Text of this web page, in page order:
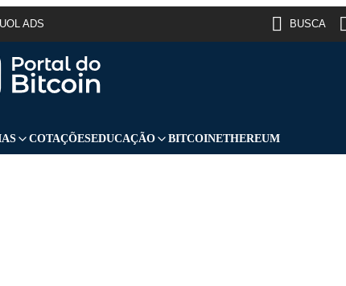
UOL ADS BUSCA
COTAÇÕESEDUCAÇÃO BITCOINETHEREUM